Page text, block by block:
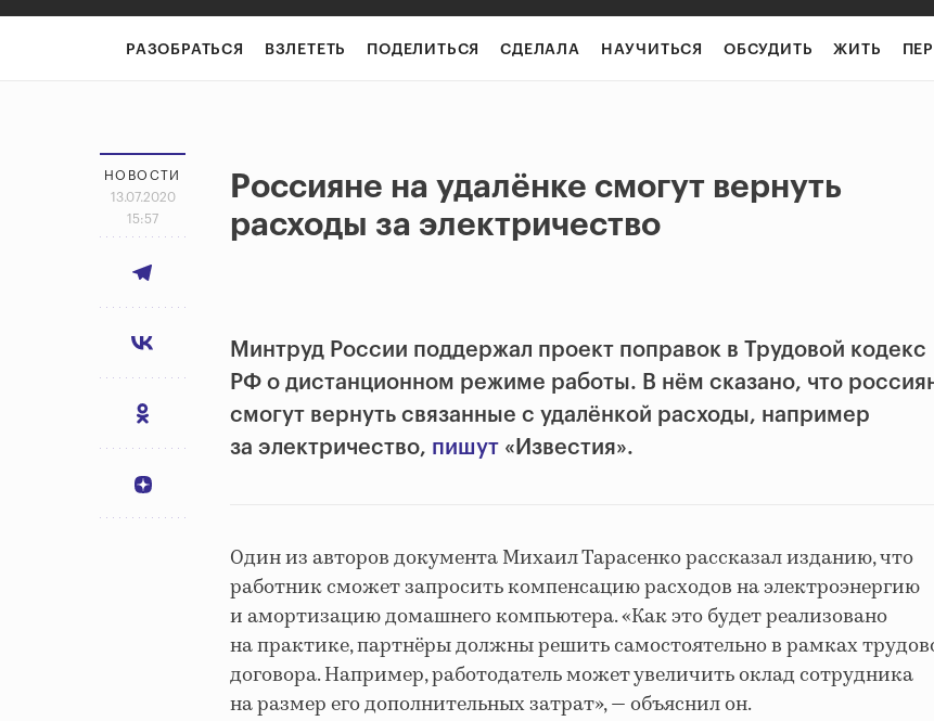
РАЗОБРАТЬСЯ ВЗЛЕТЕТЬ ПОДЕЛИТЬСЯ СДЕЛАЛА НАУЧИТЬСЯ ОБСУДИТЬ ЖИТЬ
НОВОСТИ
13.07.2020
15:57
Россияне на удалёнке смогут вернуть
расходы за электричество
Минтруд России поддержал проект поправок в Трудовой кодекс
РФ о дистанционном режиме работы. В нём сказано, что
смогут вернуть связанные с удалёнкой расходы, например
за электричество, пишут «Известия».
Один из авторов документа Михаил Тарасенко рассказал изданию, что
работник сможет запросить компенсацию расходов на электроэнергию
и амортизацию домашнего компьютера. «Как это будет реализовано
на практике, партнёры должны решить самостоятельно в рамках
договора. Например, работодатель может увеличить оклад сотрудника
на размер его дополнительных затрат», — объяснил он.